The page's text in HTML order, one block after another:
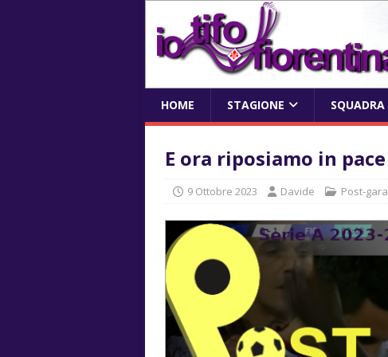
HOME STAGIONE SQUADRA
E ora riposiamo in pace
9 Ottobre 2023 Davide Post-gara